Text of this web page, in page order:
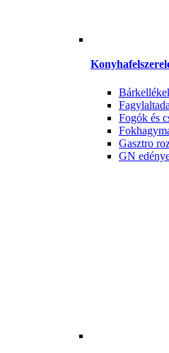
Fogók és
Gasztro
GN